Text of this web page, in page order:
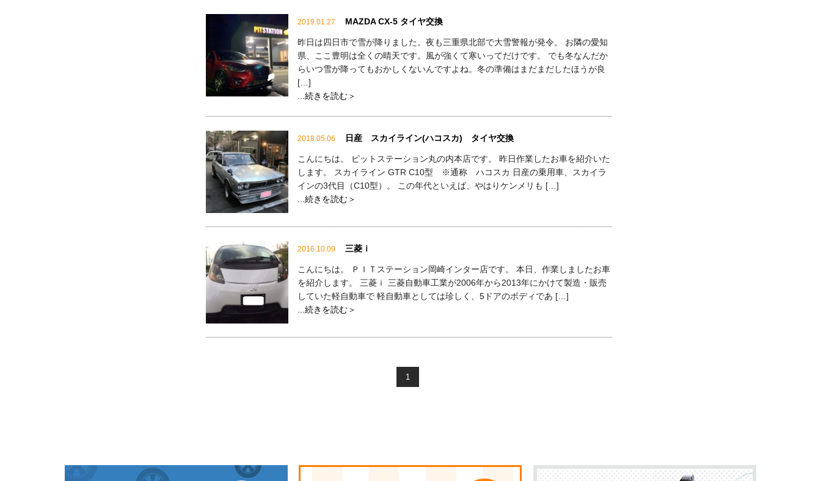
2019.01.27 MAZDA CX-5 タイヤ交換
昨日は四日市で雪が降りました。夜も三重県北部で大雪警報が発令。 お隣の愛知
県、ここ豊明は全くの晴天です。風が強くて寒いってだけです。 でも冬なんだか
らいつ雪が降ってもおかしくないんですよね。冬の準備はまだまだしたほうが良
[…]
...続きを読む＞
2018.05.06 日産 スカイライン(ハコスカ) タイヤ交換
こんにちは。 ピットステーション丸の内本店です。 昨日作業したお車を紹介いた
します。 スカイライン GTR C10型 ※通称 ハコスカ 日産の乗用車、スカイラ
インの3代目（C10型）。 この年代といえば、やはりケンメリも […]
...続きを読む＞
2016.10.09 三菱ｉ
こんにちは。 ＰＩＴステーション岡崎インター店です。 本日、作業しましたお車
を紹介します。 三菱ｉ 三菱自動車工業が2006年から2013年にかけて製造・販売
していた軽自動車で 軽自動車としては珍しく、5ドアのボディであ […]
...続きを読む＞
1